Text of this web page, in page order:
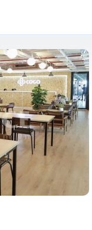
(Quận Hai Bà